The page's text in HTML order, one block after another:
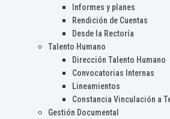
Informes y planes
Rendición de Cuentas
Desde la Rectoría
Talento Humano
Dirección Talento Humano
Convocatorias Internas
Lineamientos
Constancia Vinculación a
Gestión Documental